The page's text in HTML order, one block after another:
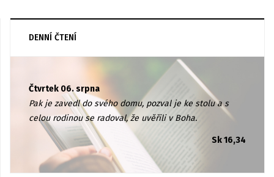
DENNÍ ČTENÍ
Čtvrtek 06. srpna
Pak je zavedl do svého domu, pozval je ke stolu a s
celou rodinou se radoval, že uvěřili v Boha.
Sk 16,34